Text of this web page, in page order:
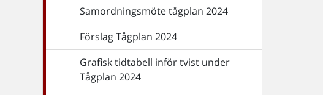
Samordningsmöte tågplan 2024
Förslag Tågplan 2024
Grafisk tidtabell inför tvist under
Tågplan 2024